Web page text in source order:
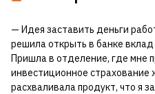
— Идея заставить деньги
решила открыть в банке
Пришла в отделение, где мне
инвестиционное страхование
расхваливала продукт, что я